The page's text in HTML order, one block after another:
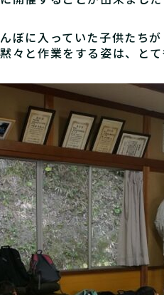
ぼに入っていた子供たちが
々と作業をする姿は、と